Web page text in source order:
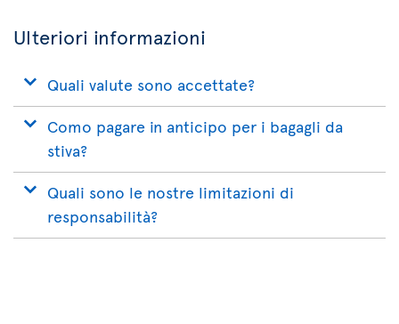
Ulteriori informazioni
Quali valute sono accettate?
Como pagare in anticipo per i bagagli da
stiva?
Quali sono le nostre limitazioni di
responsabilità?